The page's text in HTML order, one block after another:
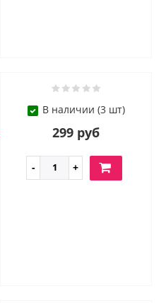
В наличии (3 шт)
299 руб